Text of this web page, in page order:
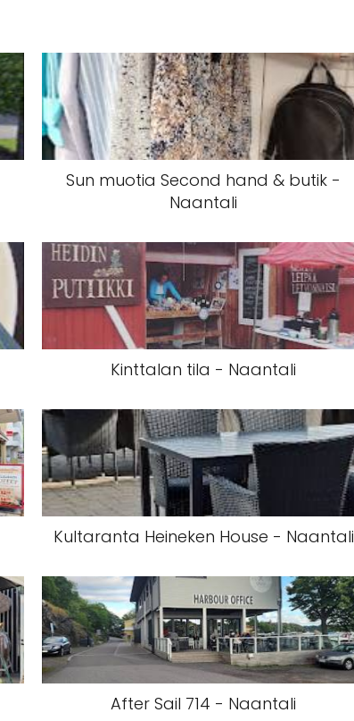
Sun muotia Second hand & butik -
Naantali
Kinttalan tila - Naantali
Kultaranta Heineken House - Naantali
After Sail 714 - Naantali